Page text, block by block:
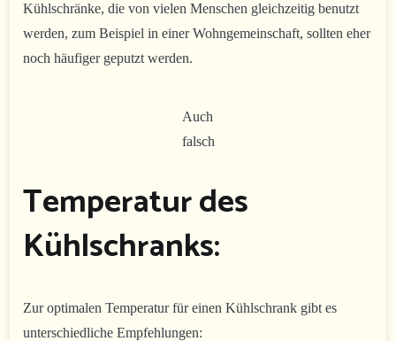
Kühlschränke, die von vielen Menschen gleichzeitig benutzt
werden, zum Beispiel in einer Wohngemeinschaft, sollten eher
noch häufiger geputzt werden.
Auch
falsch
Temperatur des
Kühlschranks:
Zur optimalen Temperatur für einen Kühlschrank gibt es
unterschiedliche Empfehlungen: